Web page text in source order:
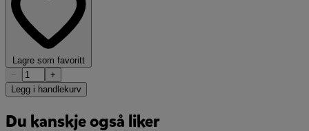
Lagre som favoritt
−
+
Legg i handlekurv
Du kanskje også liker